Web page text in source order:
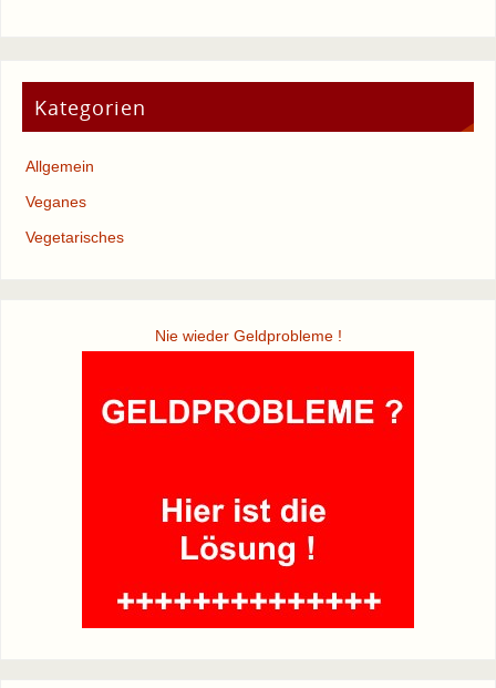
Kategorien
Allgemein
Veganes
Vegetarisches
Nie wieder Geldprobleme !